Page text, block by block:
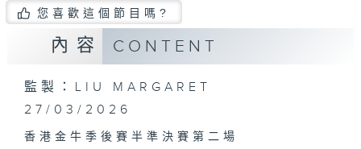
您喜歡這個節目嗎?
內容 CONTENT
監製：LIU MARGARET
27/03/2026
香港金牛季後賽半準決賽第二場